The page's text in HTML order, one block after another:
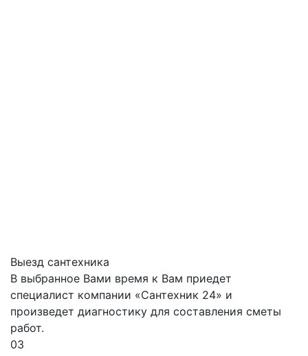
Выезд сантехника
В выбранное Вами время к Вам приедет
специалист компании «Сантехник 24» и
произведет диагностику для составления сметы
работ.
03